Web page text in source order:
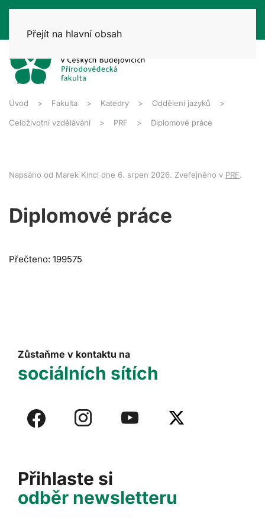
Přejít na hlavní obsah
Úvod Fakulta Katedry Oddělení jazyků
Celoživotní vzdělávání PRF Diplomové práce
Napsáno od Marek Kincl dne 6. srpen 2026. Zveřejněno v PRF.
Diplomové práce
Přečteno: 199575
Přihlaste si
odběr newsletteru
Zůstaňme v kontaktu na
sociálních sítích